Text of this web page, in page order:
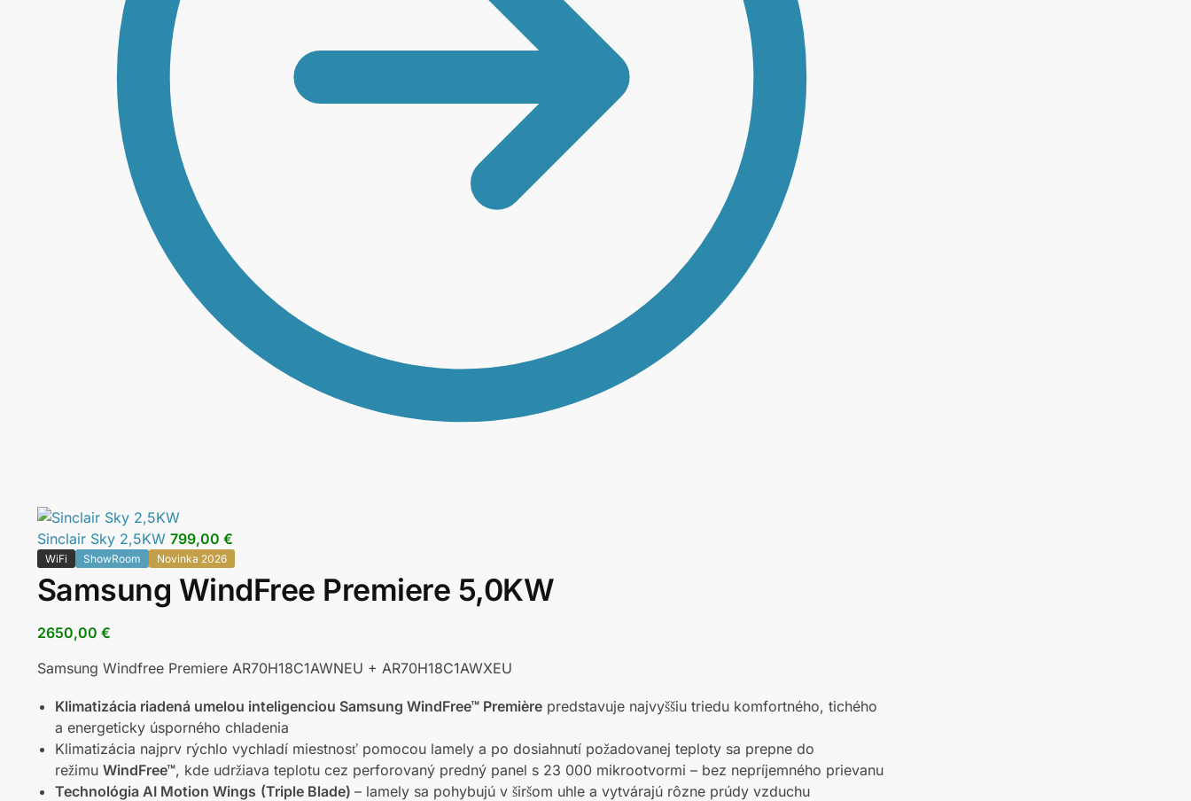
Sinclair Sky 2,5KW 799,00 €
WiFi ShowRoom Novinka 2026
Samsung WindFree Premiere 5,0KW
2650,00 €
Samsung Windfree Premiere AR70H18C1AWNEU + AR70H18C1AWXEU
Klimatizácia riadená umelou inteligenciou Samsung WindFree™ Premièrepredstavuje najvyššiu triedu komfortného, tichého
a energeticky úsporného chladenia
Klimatizácia najprv rýchlo vychladí miestnosť pomocou lamely a po dosiahnutí požadovanej teploty sa prepne do
režimu WindFree™, kde udržiava teplotu cez perforovaný predný panel s 23 000 mikrootvormi – bez nepríjemného prievanu
Technológia AI Motion Wings (Triple Blade) – lamely sa pohybujú v širšom uhle a vytvárajú rôzne prúdy vzduchu